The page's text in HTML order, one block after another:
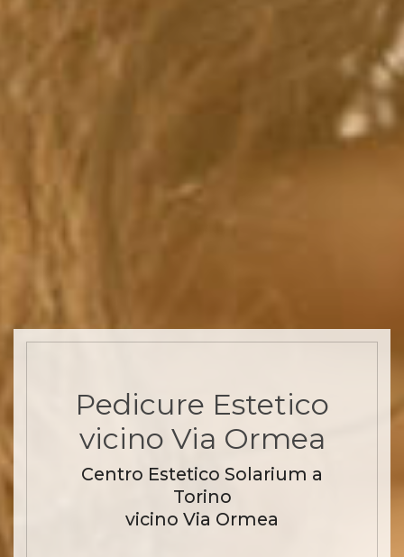
Pedicure Estetico
vicino Via Ormea
Centro Estetico Solarium a
Torino
vicino Via Ormea